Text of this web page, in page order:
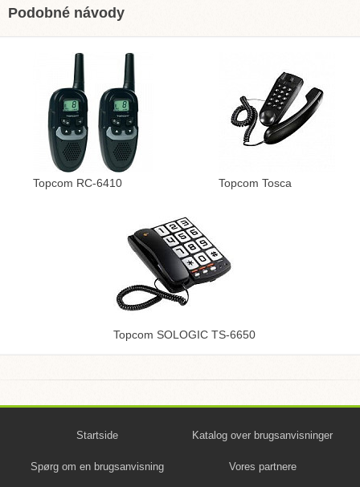
Podobné návody
Topcom RC-6410 Topcom Tosca
Topcom SOLOGIC TS-6650
Startside Katalog over brugsanvisninger
Spørg om en brugsanvisning Vores partnere